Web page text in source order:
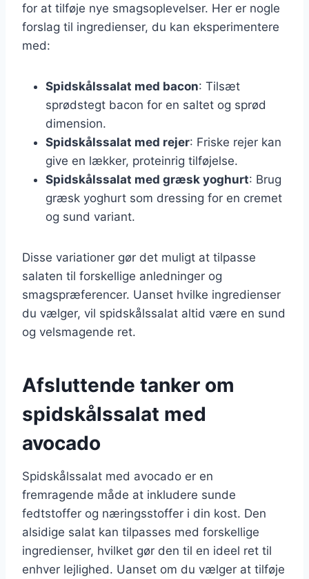
for at tilføje nye smagsoplevelser. Her er nogle
forslag til ingredienser, du kan eksperimentere
med:
Spidskålssalat med bacon: Tilsæt
sprødstegt bacon for en saltet og sprød
dimension.
Spidskålssalat med rejer: Friske rejer kan
give en lækker, proteinrig tilføjelse.
Spidskålssalat med græsk yoghurt: Brug
græsk yoghurt som dressing for en cremet
og sund variant.
Disse variationer gør det muligt at tilpasse
salaten til forskellige anledninger og
smagspræferencer. Uanset hvilke ingredienser
du vælger, vil spidskålssalat altid være en sund
og velsmagende ret.
Afsluttende tanker om
spidskålssalat med
avocado
Spidskålssalat med avocado er en
fremragende måde at inkludere sunde
fedtstoffer og næringsstoffer i din kost. Den
alsidige salat kan tilpasses med forskellige
ingredienser, hvilket gør den til en ideel ret til
enhver lejlighed. Uanset om du vælger at tilføje